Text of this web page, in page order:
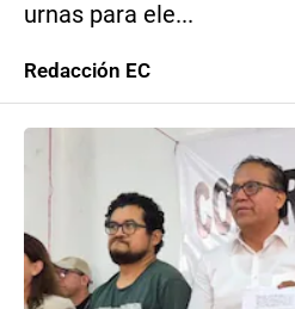
urnas para ele...
Redacción EC